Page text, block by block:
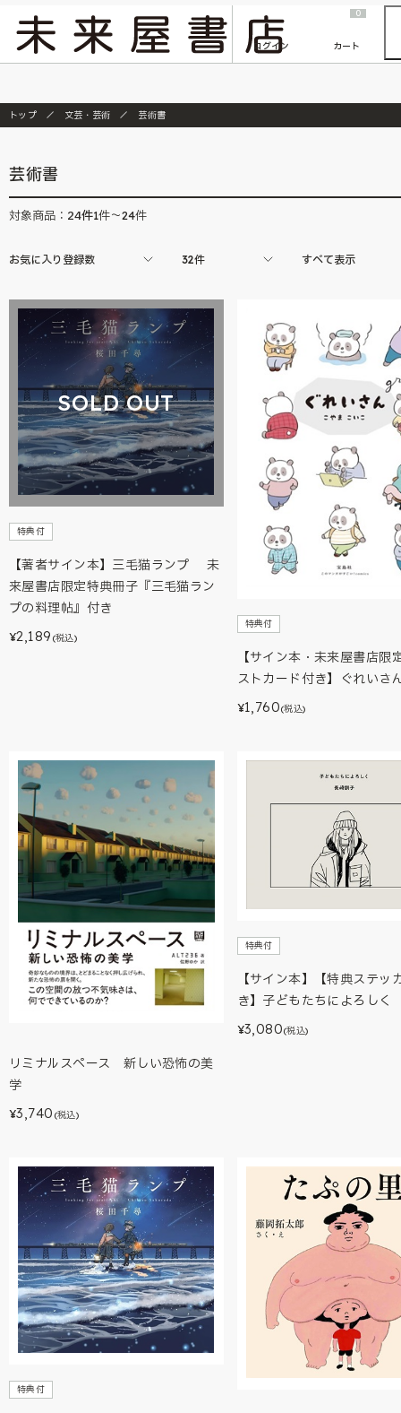
『ONE PIECE magazine 021 ONE PIECEカード付き同梱版』発売延期のご案内
ログイン
0
カート
トップ 文芸・芸術 芸術書
芸術書
対象商品： 24件1件～24件
お気に入り登録数 32件 すべて表示
SOLD OUT
特典付
【著者サイン本】三毛猫ランプ 未
来屋書店限定特典冊子『三毛猫ラン
プの料理帖』付き
¥2,189 (税込)
特典付
【サイン本・未来屋書店限
ストカード付き】ぐれいさ
¥1,760(税込)
リミナルスペース 新しい恐怖の美
学
¥3,740 (税込)
特典付
【サイン本】【特典ステッ
き】子どもたちによろしく
¥3,080(税込)
特典付